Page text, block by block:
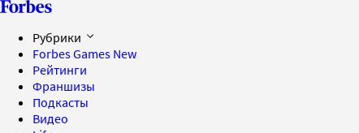
Рубрики
Forbes Games New
Рейтинги
Франшизы
Подкасты
Видео